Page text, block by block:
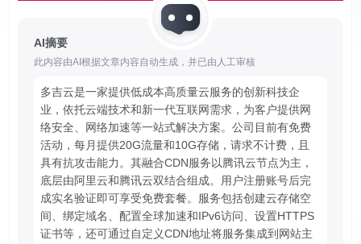
AI摘要
此内容由AI根据文章内容自动生成，并已由人工审核
多吉云是一家提供低成本高质量云服务的创新科技企
业，依托云端技术和新一代互联网需求，为客户提供网
络安全、网络加速等一站式解决方案。公司目前有免费
活动，每月提供20G流量和10G存储，请求不计费，且
具有抗攻击能力。其融合CDN服务以腾讯云节点为主，
底层由阿里云和腾讯云双结合组成。用户注册账号后完
成实名验证即可享受免费套餐。服务包括创建云存储空
间、绑定域名、配置全球加速和IPv6访问、设置HTTPS
证书等，还可通过自定义CDN地址将服务集成到网站主